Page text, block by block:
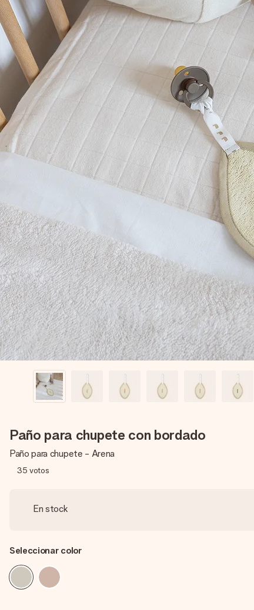
Paño para chupete con bordado
Paño para chupete - Arena
35 votos
En stock
Seleccionar color